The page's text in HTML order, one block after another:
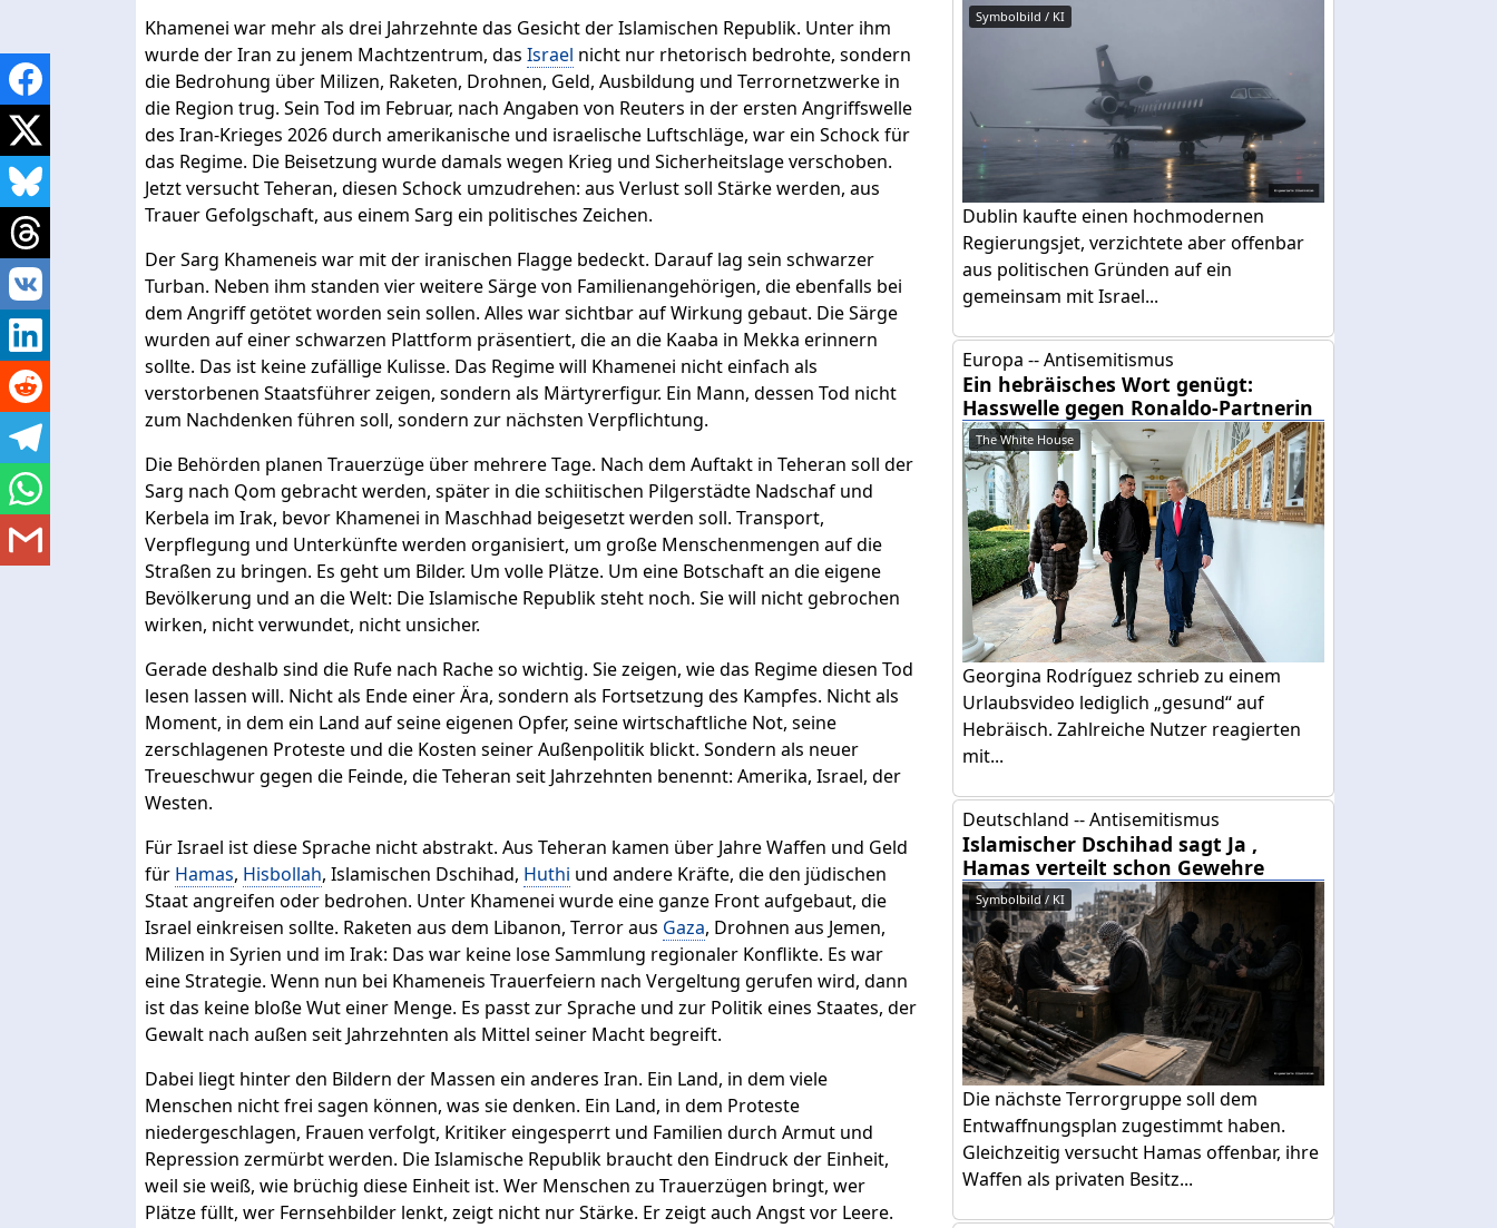
Khamenei war mehr als drei Jahrzehnte das Gesicht der Islamischen Republik. Unter ihm
wurde der Iran zu jenem Machtzentrum, das Israel nicht nur rhetorisch bedrohte, sondern
die Bedrohung über Milizen, Raketen, Drohnen, Geld, Ausbildung und Terrornetzwerke in
die Region trug. Sein Tod im Februar, nach Angaben von Reuters in der ersten Angriffswelle
des Iran-Krieges 2026 durch amerikanische und israelische Luftschläge, war ein Schock für
das Regime. Die Beisetzung wurde damals wegen Krieg und Sicherheitslage verschoben.
Jetzt versucht Teheran, diesen Schock umzudrehen: aus Verlust soll Stärke werden, aus
Trauer Gefolgschaft, aus einem Sarg ein politisches Zeichen.
Der Sarg Khameneis war mit der iranischen Flagge bedeckt. Darauf lag sein schwarzer
Turban. Neben ihm standen vier weitere Särge von Familienangehörigen, die ebenfalls bei
dem Angriff getötet worden sein sollen. Alles war sichtbar auf Wirkung gebaut. Die Särge
wurden auf einer schwarzen Plattform präsentiert, die an die Kaaba in Mekka erinnern
sollte. Das ist keine zufällige Kulisse. Das Regime will Khamenei nicht einfach als
verstorbenen Staatsführer zeigen, sondern als Märtyrerfigur. Ein Mann, dessen Tod nicht
zum Nachdenken führen soll, sondern zur nächsten Verpflichtung.
Die Behörden planen Trauerzüge über mehrere Tage. Nach dem Auftakt in Teheran soll der
Sarg nach Qom gebracht werden, später in die schiitischen Pilgerstädte Nadschaf und
Kerbela im Irak, bevor Khamenei in Maschhad beigesetzt werden soll. Transport,
Verpflegung und Unterkünfte werden organisiert, um große Menschenmengen auf die
Straßen zu bringen. Es geht um Bilder. Um volle Plätze. Um eine Botschaft an die eigene
Bevölkerung und an die Welt: Die Islamische Republik steht noch. Sie will nicht gebrochen
wirken, nicht verwundet, nicht unsicher.
Gerade deshalb sind die Rufe nach Rache so wichtig. Sie zeigen, wie das Regime diesen Tod
lesen lassen will. Nicht als Ende einer Ära, sondern als Fortsetzung des Kampfes. Nicht als
Moment, in dem ein Land auf seine eigenen Opfer, seine wirtschaftliche Not, seine
zerschlagenen Proteste und die Kosten seiner Außenpolitik blickt. Sondern als neuer
Treueschwur gegen die Feinde, die Teheran seit Jahrzehnten benennt: Amerika, Israel, der
Westen.
Für Israel ist diese Sprache nicht abstrakt. Aus Teheran kamen über Jahre Waffen und Geld
für Hamas, Hisbollah, Islamischen Dschihad, Huthi und andere Kräfte, die den jüdischen
Staat angreifen oder bedrohen. Unter Khamenei wurde eine ganze Front aufgebaut, die
Israel einkreisen sollte. Raketen aus dem Libanon, Terror aus Gaza, Drohnen aus Jemen,
Milizen in Syrien und im Irak: Das war keine lose Sammlung regionaler Konflikte. Es war
eine Strategie. Wenn nun bei Khameneis Trauerfeiern nach Vergeltung gerufen wird, dann
ist das keine bloße Wut einer Menge. Es passt zur Sprache und zur Politik eines Staates, der
Gewalt nach außen seit Jahrzehnten als Mittel seiner Macht begreift.
Dabei liegt hinter den Bildern der Massen ein anderes Iran. Ein Land, in dem viele
Menschen nicht frei sagen können, was sie denken. Ein Land, in dem Proteste
niedergeschlagen, Frauen verfolgt, Kritiker eingesperrt und Familien durch Armut und
Repression zermürbt werden. Die Islamische Republik braucht den Eindruck der Einheit,
weil sie weiß, wie brüchig diese Einheit ist. Wer Menschen zu Trauerzügen bringt, wer
Plätze füllt, wer Fernsehbilder lenkt, zeigt nicht nur Stärke. Er zeigt auch Angst vor Leere.
Symbolbild / KI
Dublin kaufte einen hochmodernen
Regierungsjet, verzichtete aber offenbar
aus politischen Gründen auf ein
gemeinsam mit Israel...
Europa -- Antisemitismus
Ein hebräisches Wort genügt:
Hasswelle gegen Ronaldo-Partnerin
The White House
Georgina Rodríguez schrieb zu einem
Urlaubsvideo lediglich „gesund“ auf
Hebräisch. Zahlreiche Nutzer reagierten
mit...
Deutschland -- Antisemitismus
Islamischer Dschihad sagt Ja ,
Hamas verteilt schon Gewehre
Symbolbild / KI
Die nächste Terrorgruppe soll dem
Entwaffnungsplan zugestimmt haben.
Gleichzeitig versucht Hamas offenbar, ihre
Waffen als privaten Besitz...